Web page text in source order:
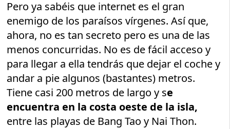
Pero ya sabéis que internet es el gran
enemigo de los paraísos vírgenes. Así que,
ahora, no es tan secreto pero es una de las
menos concurridas. No es de fácil acceso y
para llegar a ella tendrás que dejar el coche y
andar a pie algunos (bastantes) metros.
Tiene casi 200 metros de largo y se
encuentra en la costa oeste de la isla,
entre las playas de Bang Tao y Nai Thon.